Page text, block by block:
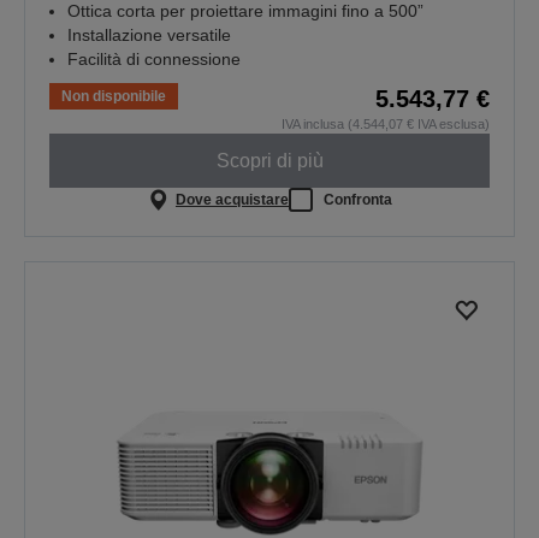
Ottica corta per proiettare immagini fino a 500”
Installazione versatile
Facilità di connessione
Non disponibile 5.543,77 €
IVA inclusa (4.544,07 € IVA esclusa)
Scopri di più
Dove acquistare Confronta